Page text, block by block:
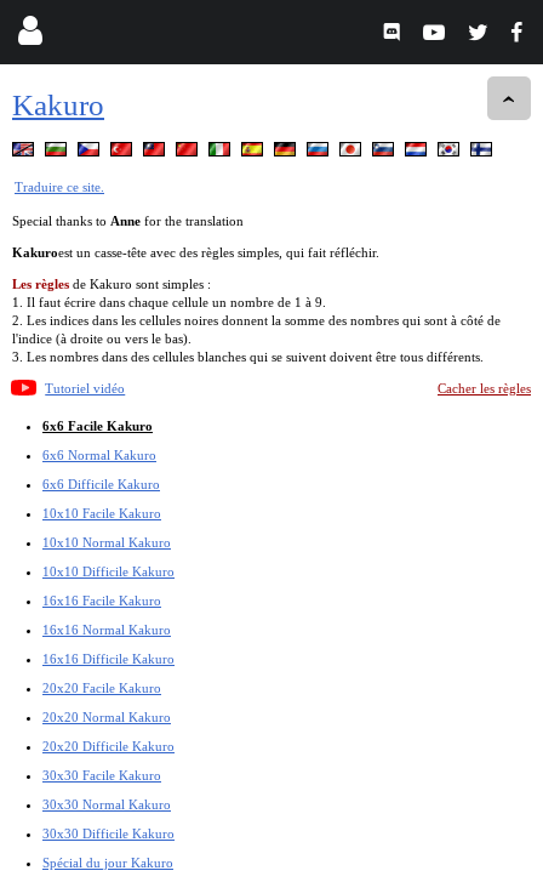
Kakuro
Traduire ce site.
Special thanks to Anne for the translation
Kakuroest un casse-tête avec des règles simples, qui fait réfléchir.
Les règles de Kakuro sont simples :
1. Il faut écrire dans chaque cellule un nombre de 1 à 9.
2. Les indices dans les cellules noires donnent la somme des nombres qui sont à côté de
l'indice (à droite ou vers le bas).
3. Les nombres dans des cellules blanches qui se suivent doivent être tous différents.
Tutoriel vidéo Cacher les règles
6x6 Facile Kakuro
6x6 Normal Kakuro
6x6 Difficile Kakuro
10x10 Facile Kakuro
10x10 Normal Kakuro
10x10 Difficile Kakuro
16x16 Facile Kakuro
16x16 Normal Kakuro
16x16 Difficile Kakuro
20x20 Facile Kakuro
20x20 Normal Kakuro
20x20 Difficile Kakuro
30x30 Facile Kakuro
30x30 Normal Kakuro
30x30 Difficile Kakuro
Spécial du jour Kakuro